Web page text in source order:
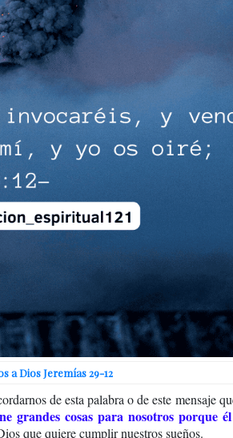
a Dios Jeremías 29-12
de esta palabra o de este mensaje
grandes cosas para nosotros porque
que quiere cumplir nuestros sueños.